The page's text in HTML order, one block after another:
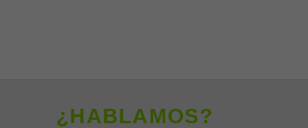
¿HABLAMOS?